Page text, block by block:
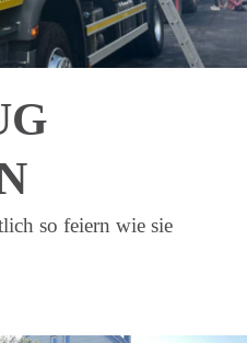
so feiern wie sie